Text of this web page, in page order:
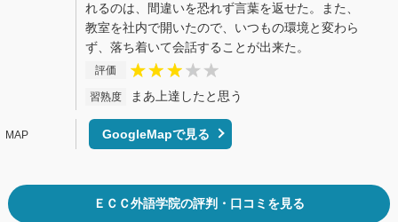
れるのは、間違いを恐れず言葉を返せた。また、
教室を社内で開いたので、いつもの環境と変わら
ず、落ち着いて会話することが出来た。
評価
習熟度 まあ上達したと思う
GoogleMapで見る
ＥＣＣ外語学院の評判・口コミを見る